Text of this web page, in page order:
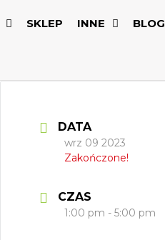
SKLEP INNE BLOG
DATA
wrz 09 2023
Zakończone!
CZAS
1:00 pm - 5:00 pm